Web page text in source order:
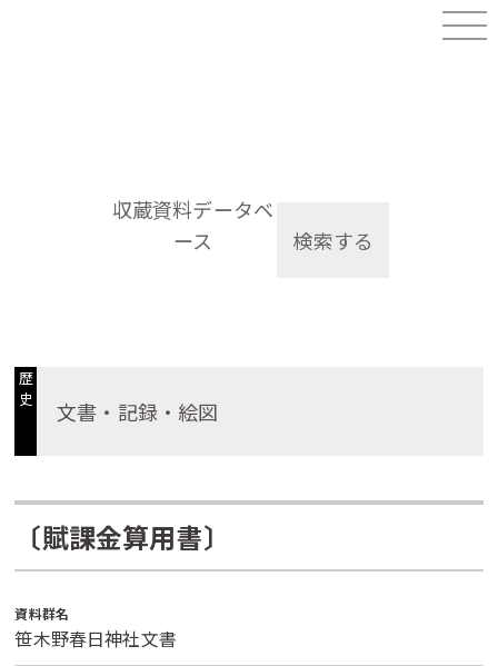
収蔵資料データベ
ース
検索する
歴
史
文書・記録・絵図
〔賦課金算用書〕
資料群名
笹木野春日神社文書